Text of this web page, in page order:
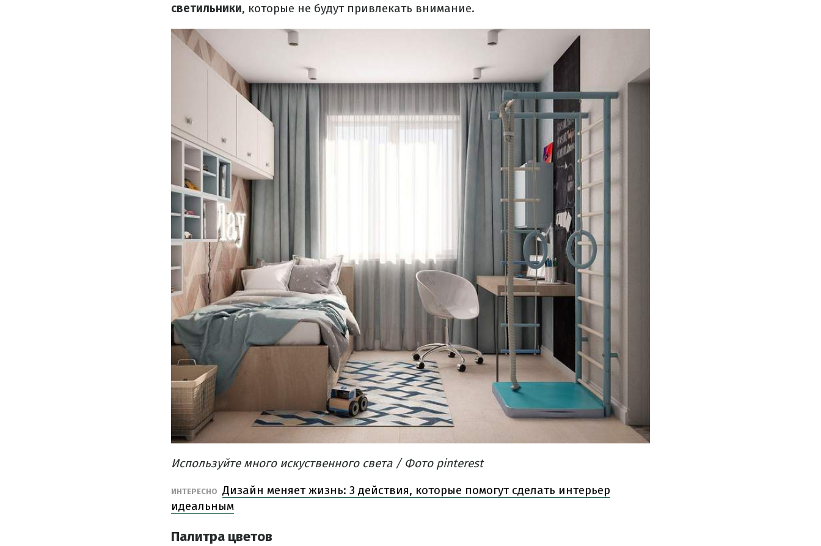
светильники, которые не будут привлекать внимание.
Используйте много искуственного света / Фото pinterest
ИНТЕРЕСНО Дизайн меняет жизнь: 3 действия, которые помогут сделать интерьер
идеальным
Палитра цветов